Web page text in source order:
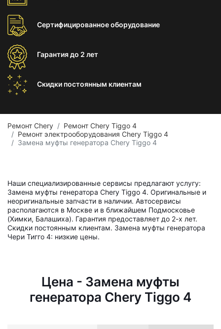
Сертифицированноеоборудование
Гарантиядо 2 лет
Скидки постоянным клиентам
Ремонт Chery
Ремонт Chery Tiggo 4
Ремонт электрооборудования Chery Tiggo 4
Замена муфты генератора Chery Tiggo 4
Наши специализированные сервисы предлагают услугу:
Замена муфты генератора Chery Tiggo 4. Оригинальные и
неоригинальные запчасти в наличии. Автосервисы
располагаются в Москве и в ближайшем Подмосковье
(Химки, Балашиха). Гарантия предоставляет до 2-х лет.
Скидки постоянным клиентам. Замена муфты генератора
Чери Тигго 4: низкие цены.
Цена - Замена муфты
генератора Chery Tiggo 4